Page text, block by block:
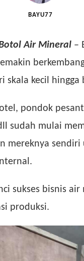
BAYU77
Air Mineral –
skala kecil hingga
pondok
sudah mulai
mereknya
sukses bisnis air
produksi.